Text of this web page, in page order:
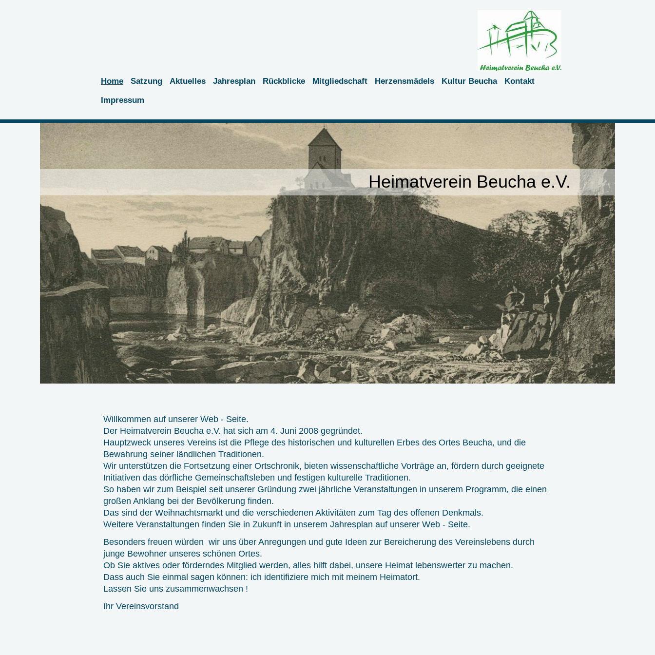
Home Satzung Aktuelles Jahresplan Rückblicke Mitgliedschaft Herzensmädels Kultur Beucha Kontakt
Impressum
Heimatverein Beucha e.V.
Willkommen auf unserer Web - Seite.
Der Heimatverein Beucha e.V. hat sich am 4. Juni 2008 gegründet.
Hauptzweck unseres Vereins ist die Pflege des historischen und kulturellen Erbes des Ortes Beucha, und die
Bewahrung seiner ländlichen Traditionen.
Wir unterstützen die Fortsetzung einer Ortschronik, bieten wissenschaftliche Vorträge an, fördern durch geeignete
Initiativen das dörfliche Gemeinschaftsleben und festigen kulturelle Traditionen.
So haben wir zum Beispiel seit unserer Gründung zwei jährliche Veranstaltungen in unserem Programm, die einen
großen Anklang bei der Bevölkerung finden.
Das sind der Weihnachtsmarkt und die verschiedenen Aktivitäten zum Tag des offenen Denkmals.
Weitere Veranstaltungen finden Sie in Zukunft in unserem Jahresplan auf unserer Web - Seite.
Besonders freuen würden wir uns über Anregungen und gute Ideen zur Bereicherung des Vereinslebens durch
junge Bewohner unseres schönen Ortes.
Ob Sie aktives oder förderndes Mitglied werden, alles hilft dabei, unsere Heimat lebenswerter zu machen.
Dass auch Sie einmal sagen können: ich identifiziere mich mit meinem Heimatort.
Lassen Sie uns zusammenwachsen !
Ihr Vereinsvorstand